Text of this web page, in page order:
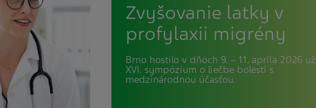
Zvyšovanie latky v
profylaxii migrény
Brno hostilo v dňoch 9. – 11. apríla 2026 už
XVI. sympózium o liečbe bolesti s
medzinárodnou účasťou.